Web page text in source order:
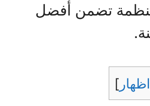
تضمن أفضل
اظهار ]